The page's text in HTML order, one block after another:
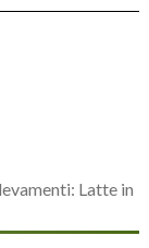
Latte in